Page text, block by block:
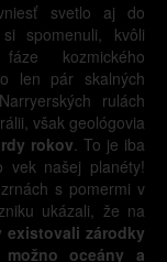
svetlo aj do
spomenuli, kvôli
kozmického
len pár skalných
rulách
však geológovia
rokov. To je iba
vek našej planéty!
s pomermi v
ukázali, že na
existovali zárodky
oceány a